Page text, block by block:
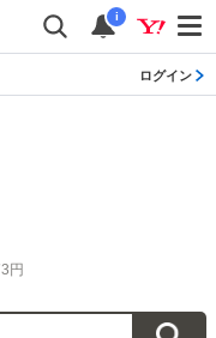
i
ログイン
円